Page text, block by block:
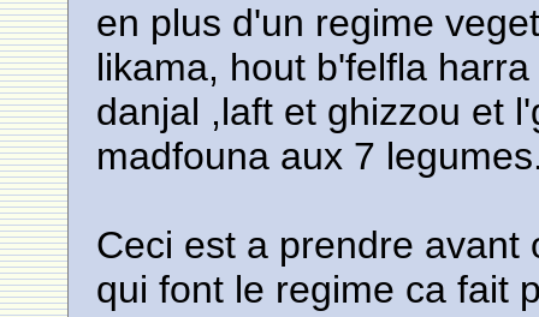
en plus d'un regime
likama, hout b'felfla
danjal ,laft et ghizzou et
madfouna aux 7
Ceci est a prendre avant
qui font le regime ca fait